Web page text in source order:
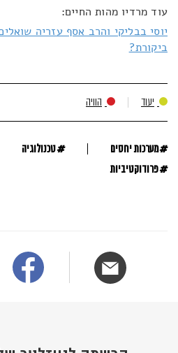
עוד מרדיו מהות החיים:
יוסי בבליקי והרב אסף עזריה
ביקורת?
יעוד הוויה
#מערכות יחסים #טכנולוגיה
#פרודוקטיביות